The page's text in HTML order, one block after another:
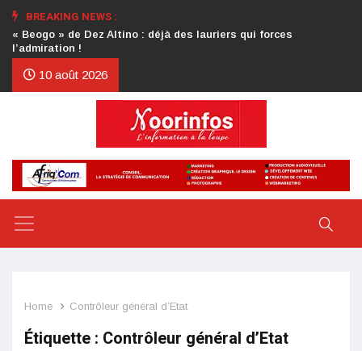
BREAKING NEWS :
Crise au CDP : l’authentification de la lettre du président
d’honneur toujours attendue
10 août 2026
Home Contrôleur général d’Etat
Étiquette : Contrôleur général d’Etat